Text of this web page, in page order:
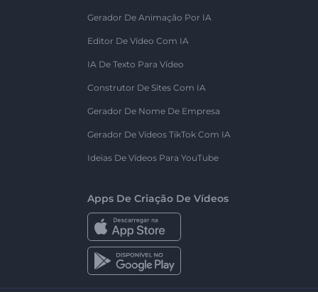
Gerador De Animação Por IA
Editor De Vídeo Com IA
IA De Texto Para Vídeo
Construtor De Sites Com IA
Gerador De Nome De Empresa
Gerador De Vídeos TikTok Com IA
Ideias De Vídeos Para YouTube
Apps De Criação De Vídeos